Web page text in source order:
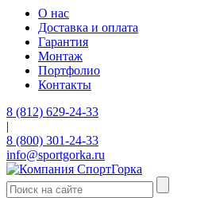
О нас
Доставка и оплата
Гарантия
Монтаж
Портфолио
Контакты
8 (812) 629-24-33
|
8 (800) 301-24-33
info@sportgorka.ru